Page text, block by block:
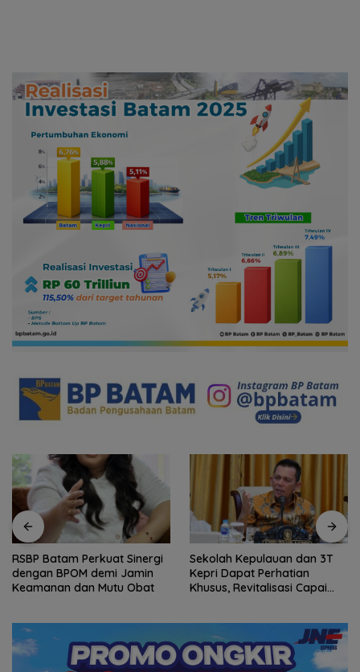
RSBP Batam Perkuat Sinergi
dengan BPOM demi Jamin
Keamanan dan Mutu Obat
Sekolah Kepulauan dan 3T
Kepri Dapat Perhatian
Khusus, Revitalisasi Capai